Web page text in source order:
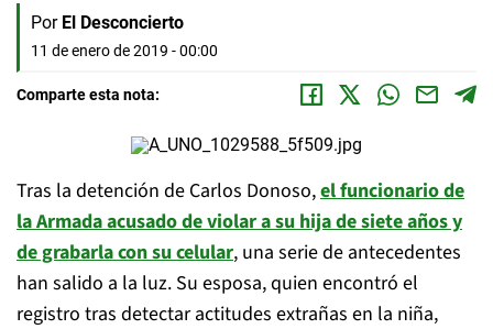
Por El Desconcierto
11 de enero de 2019 - 00:00
Comparte esta nota:
Tras la detención de Carlos Donoso,el funcionario de
la Armada acusado de violar a su hija de siete años y
de grabarla con su celular, una serie de antecedentes
han salido a la luz. Su esposa, quien encontró el
registro tras detectar actitudes extrañas en la niña,